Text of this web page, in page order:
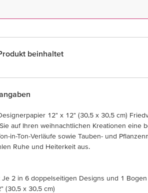
beinhaltet
12" x 12" (30,5 x 30,5 cm)
auf Ihren weihnachtlichen Kreationen eine
in-Ton-Verläufe sowie Tauben- und
Ruhe und Heiterkeit aus.
Je 2 in 6 doppelseitigen Designs und 1
(30,5 x 30,5 cm)